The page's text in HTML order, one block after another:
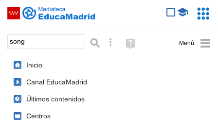
Saltar navegación
Palabra o frase: Búsqueda avanzada
Ayuda
(en
Inicio
Canal EducaMadrid
Últimos contenidos
Centros